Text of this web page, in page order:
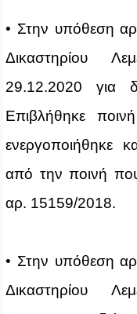
• Στην υπόθεση
Δικαστηρίου
29.12.2020 για
Επιβλήθηκε
ενεργοποιήθηκε
από την ποινή
αρ. 15159/2018.
• Στην υπόθεση
Δικαστηρίου